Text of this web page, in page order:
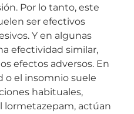
Por lo tanto, este
ser efectivos
Y en algunas
efectividad similar,
efectos adversos. En
o el insomnio suele
habituales,
lormetazepam, actúan